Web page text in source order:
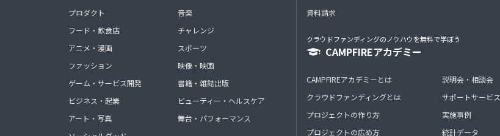
プロダクト
フード・飲食店
アニメ・漫画
ファッション
ゲーム・サービス開発
ビジネス・起業
アート・写真
音楽
チャレンジ
スポーツ
映像・映画
書籍・雑誌出版
ビューティー・ヘルスケア
舞台・パフォーマンス
資料請求
クラウドファンディングのノウハウを無料で学ぼう
CAMPFIREアカデミー
CAMPFIREアカデミーとは
クラウドファンディングとは
プロジェクトの作り方
プロジェクトの広め方
説明会・相談会
サポートサービス
実施事例
統計データ